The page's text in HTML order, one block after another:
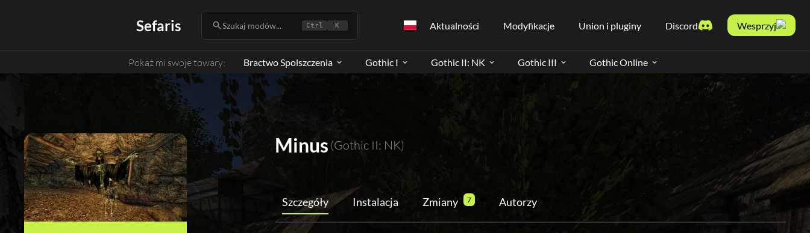
Sefaris Szukaj modów... Ctrl K Aktualności Modyfikacje Union i pluginy Discord Wesprzyj
Pokaż mi swoje towary: Bractwo Spolszczenia Gothic I Gothic II: NK Gothic III Gothic Online
Minus (Gothic II: NK)
Szczegóły Instalacja Zmiany 7 Autorzy